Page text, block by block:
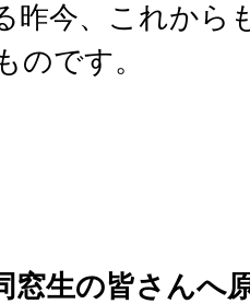
昨今、これから
のです。
窓生の皆さんへ